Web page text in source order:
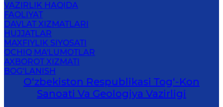
VAZIRLIK HAQIDA
FAOLIYAT
DAVLAT XIZMATLARI
HUJJATLAR
MAXFIYLIK SIYOSATI
OCHIQ MA'LUMOTLAR
AXBOROT XIZMATI
BOG‘LANISH
O‘zbekiston Respublikasi Tog‘-Kon
Sanoati Va Geologiya Vazirligi